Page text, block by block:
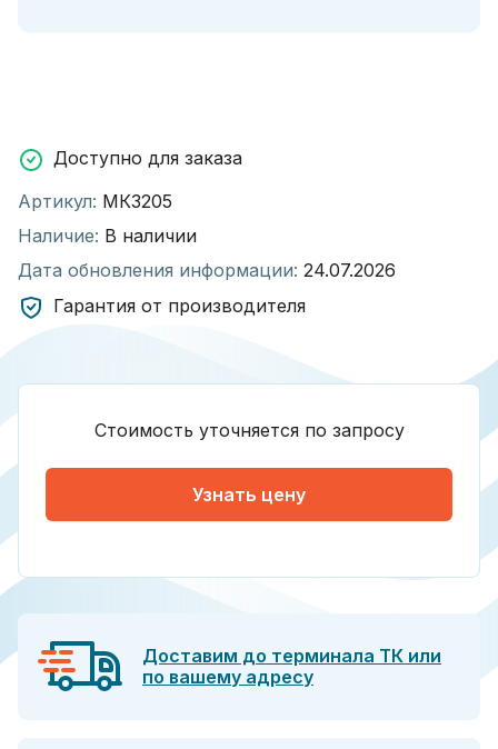
Доступно для заказа
Артикул: МК3205
Наличие: В наличии
Дата обновления информации: 24.07.2026
Гарантия от производителя
Стоимость уточняется по запросу
Узнать цену
Доставим до терминала ТК или
по вашему адресу